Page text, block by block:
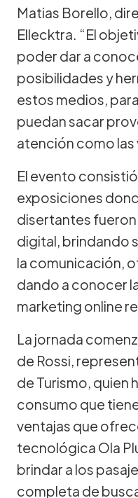
Matias Borello,
Ellecktra. “El
poder dar a
posibilidades y
estos medios,
puedan sacar
atención como las
El evento
exposiciones
disertantes
digital, brindando
la comunicación,
dando a conocer
marketing online
La jornada
de Rossi,
de Turismo, quien
consumo que
ventajas que
tecnológica Ola
brindar a los
completa de